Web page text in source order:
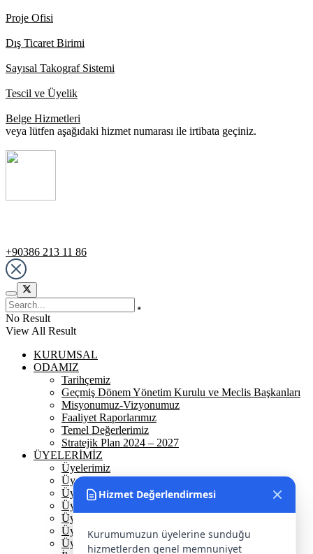
Proje Ofisi
Dış Ticaret Birimi
Sayısal Takograf Sistemi
Tescil ve Üyelik
Belge Hizmetleri
veya lütfen aşağıdaki hizmet numarası ile irtibata geçiniz.
+90386 213 11 86
Hizmet Değerlendirmesi
Kurumumuzun üyelerine sunduğu
hizmetlerden genel memnuniyet
No Result
View All Result
KURUMSAL
ODAMIZ
Tarihçemiz
Geçmiş Dönem Yönetim Kurulu ve Meclis Başkanları
Misyonumuz-Vizyonumuz
Faaliyet Raporlarımız
Temel Değerlerimiz
Stratejik Plan 2024 – 2027
ÜYELERİMİZ
Üyelerimiz
Üyelik
Üyelik Ön Başvuru
Üyelik Avantajlarımız
Üye Danışmanına Sor
Üye Sorumluluklarımız
Üye Bilgi Güncelleme Formu